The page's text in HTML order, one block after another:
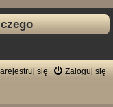
Zaloguj się
się